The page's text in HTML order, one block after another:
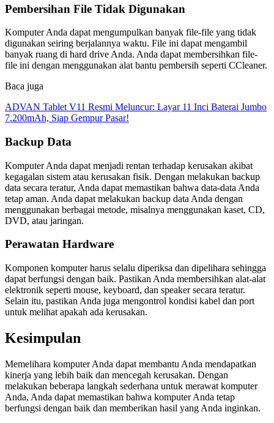
Pembersihan File Tidak Digunakan
Komputer Anda dapat mengumpulkan banyak file-file yang tidak
digunakan seiring berjalannya waktu. File ini dapat mengambil
banyak ruang di hard drive Anda. Anda dapat membersihkan file-
file ini dengan menggunakan alat bantu pembersih seperti CCleaner.
Baca juga
ADVAN Tablet V11 Resmi Meluncur: Layar 11 Inci Baterai Jumbo
7.200mAh, Siap Gempur Pasar!
Backup Data
Komputer Anda dapat menjadi rentan terhadap kerusakan akibat
kegagalan sistem atau kerusakan fisik. Dengan melakukan backup
data secara teratur, Anda dapat memastikan bahwa data-data Anda
tetap aman. Anda dapat melakukan backup data Anda dengan
menggunakan berbagai metode, misalnya menggunakan kaset, CD,
DVD, atau jaringan.
Perawatan Hardware
Komponen komputer harus selalu diperiksa dan dipelihara sehingga
dapat berfungsi dengan baik. Pastikan Anda membersihkan alat-alat
elektronik seperti mouse, keyboard, dan speaker secara teratur.
Selain itu, pastikan Anda juga mengontrol kondisi kabel dan port
untuk melihat apakah ada kerusakan.
Kesimpulan
Memelihara komputer Anda dapat membantu Anda mendapatkan
kinerja yang lebih baik dan mencegah kerusakan. Dengan
melakukan beberapa langkah sederhana untuk merawat komputer
Anda, Anda dapat memastikan bahwa komputer Anda tetap
berfungsi dengan baik dan memberikan hasil yang Anda inginkan.